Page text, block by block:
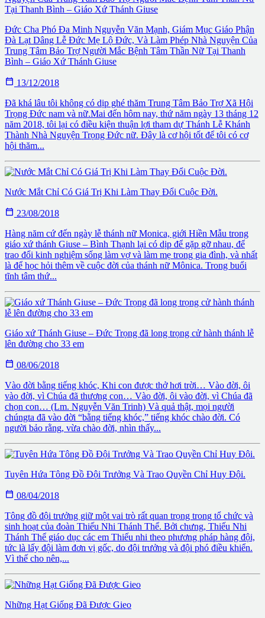
Đức Cha Phó Đa Minh Nguyễn Văn Mạnh, Giám Mục Giáo Phận
Đà Lạt Dâng Lễ Đức Mẹ Lộ Đức, Và Làm Phép Nhà Nguyện Của
Trung Tâm Bảo Trợ Người Mắc Bệnh Tâm Thần Nữ Tại Thanh
Bình – Giáo Xứ Thánh Giuse
 13/12/2018
Đã khá lâu tôi không có dịp ghé thăm Trung Tâm Bảo Trợ Xã Hội
Trọng Đức nam và nữ.Mai đến hôm nay, thứ năm ngày 13 tháng 12
năm 2018, tôi lại có điều kiện thuận lợi tham dự Thánh Lễ Khánh
Thành Nhà Nguyện Trọng Đức nữ. Đây là cơ hội tốt để tôi có cơ
hội thăm...
Nước Mắt Chỉ Có Giá Trị Khi Làm Thay Đổi Cuộc Đời.
 23/08/2018
Hàng năm cứ đến ngày lễ thánh nữ Monica, giới Hiền Mẫu trong
giáo xứ thánh Giuse – Bình Thạnh lại có dịp để gặp gỡ nhau, để
trao đổi kinh nghiệm sống làm vợ và làm mẹ trong gia đình, và nhất
là để học hỏi thêm về cuộc đời của thánh nữ Mônica. Trong buổi
tĩnh tâm thứ...
Giáo xứ Thánh Giuse – Đức Trọng đã long trọng cử hành thánh lễ
lên đường cho 33 em
 08/06/2018
Vào đời bằng tiếng khóc, Khi con được thở hơi trời… Vào đời, ôi
vào đời, vì Chúa đã thương con… Vào đời, ôi vào đời, vì Chúa đã
chọn con… (Lm. Nguyễn Văn Trinh) Và quả thật, mọi người
chúngta đã vào đời “bằng tiếng khóc,” tiếng khóc chào đời. Có
người bảo rằng, vừa chào đời, nhìn thấy...
Tuyên Hứa Tông Đồ Đội Trưởng Và Trao Quyền Chỉ Huy Đội.
 08/04/2018
Tông đồ đội trưởng giữ một vai trò rất quan trọng trong tổ chức và
sinh hoạt của đoàn Thiếu Nhi Thánh Thể. Bởi chưng, Thiếu Nhi
Thánh Thể giáo dục các em Thiếu nhi theo phương pháp hàng đội,
tức là lấy đội làm đơn vị gốc, do đội trưởng và đội phó điều khiển.
Vì thế cho nên,...
Những Hạt Giống Đã Được Gieo